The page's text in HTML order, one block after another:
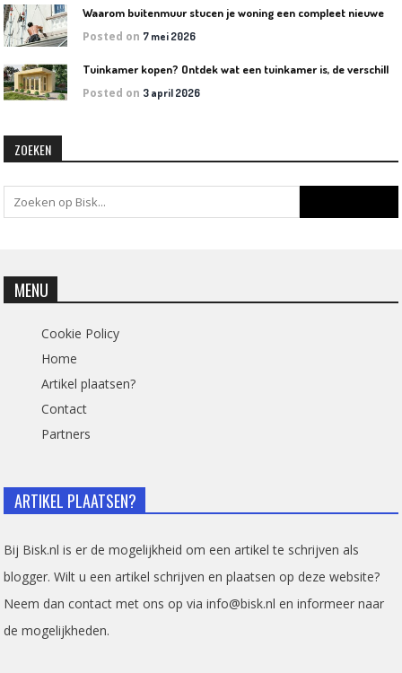
Posted on 7 mei 2026
Posted on 3 april 2026
ZOEKEN
MENU
Cookie Policy
Home
Artikel plaatsen?
Contact
Partners
ARTIKEL PLAATSEN?
Bij Bisk.nl is er de mogelijkheid om een artikel te schrijven als
blogger. Wilt u een artikel schrijven en plaatsen op deze website?
Neem dan contact met ons op via info@bisk.nl en informeer naar
de mogelijkheden.